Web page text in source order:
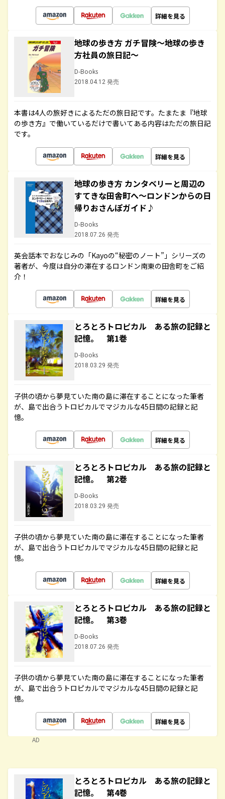
詳細を見る
地球の歩き方 ガチ冒険～地球の歩き
方社員の旅日記～
D-Books
2018.04.12 発売
本書は4人の旅好きによるただの旅日記です。たまたま『地球
の歩き方』で働いているだけで書いてある内容はただの旅日記
です。
詳細を見る
地球の歩き方 カンタベリーと周辺の
すてきな田舎町へ～ロンドンからの日
帰りおさんぽガイド♪
D-Books
2018.07.26 発売
英会話本でおなじみの「Kayoの“秘密のノート”」シリーズの
著者が、今度は自分の滞在するロンドン南東の田舎町をご紹
介！
詳細を見る
とろとろトロピカル ある旅の記録と
記憶。 第1巻
D-Books
2018.03.29 発売
子供の頃から夢見ていた南の島に滞在することになった筆者
が、島で出合うトロピカルでマジカルな45日間の記録と記
憶。
詳細を見る
とろとろトロピカル ある旅の記録と
記憶。 第2巻
D-Books
2018.03.29 発売
子供の頃から夢見ていた南の島に滞在することになった筆者
が、島で出合うトロピカルでマジカルな45日間の記録と記
憶。
詳細を見る
とろとろトロピカル ある旅の記録と
記憶。 第3巻
D-Books
2018.07.26 発売
子供の頃から夢見ていた南の島に滞在することになった筆者
が、島で出合うトロピカルでマジカルな45日間の記録と記
憶。
詳細を見る
AD
とろとろトロピカル ある旅の記録と
記憶。 第4巻